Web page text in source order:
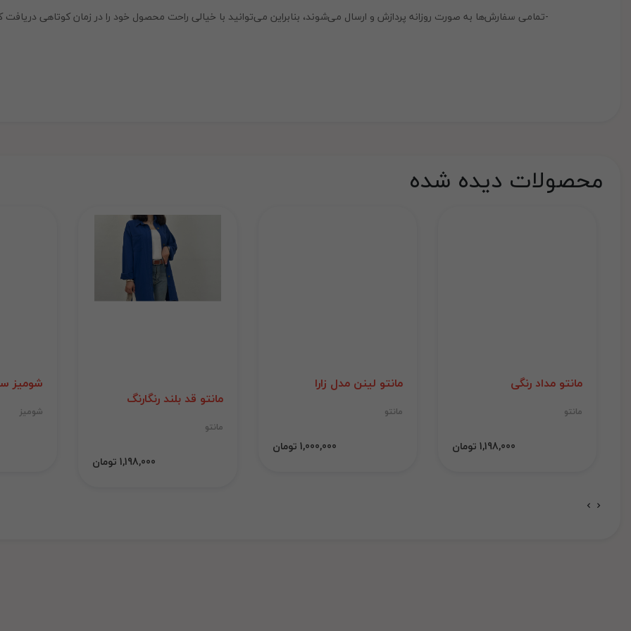
-تمامی سفارش‌ها به صورت روزانه پردازش و ارسال می‌شوند، بنابراین می‌توانید با خیالی راحت محصول خود را در زمان کوتاهی دریافت
محصولات دیده شده
مانتو مداد رنگی
مانتو
1,198,000 تومان
مانتو لینن مدل زارا
مانتو
1,000,000 تومان
مانتو قد بلند رنگارنگ
مانتو
1,198,000 تومان
شومیز
شومیز